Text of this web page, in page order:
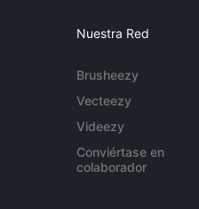
Nuestra Red
Brusheezy
Vecteezy
Videezy
Conviértase en
colaborador